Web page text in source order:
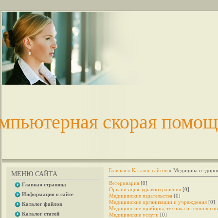
скорая
МЕНЮ САЙТА
Главная страница
Информация о сайте
Каталог файлов
Каталог статей
Главная » Каталог сайтов » Медицина и
Ветеринария [0]
Организация здравоохранения [0]
Медицинские издательства [0]
Медицинские организации и учреждения [0]
Медицинские приборы, техника и технологии
Медицинские услуги [0]